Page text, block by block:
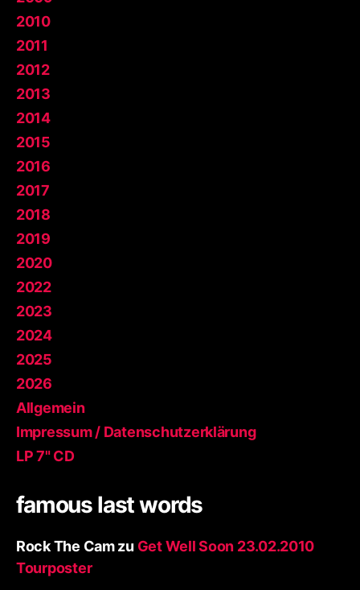
2010
2011
2012
2013
2014
2015
2016
2017
2018
2019
2020
2022
2023
2024
2025
2026
Allgemein
Impressum / Datenschutzerklärung
LP 7" CD
famous last words
Rock The Camzu Get Well Soon 23.02.2010
Tourposter